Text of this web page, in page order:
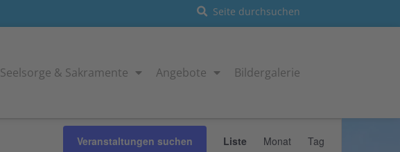
Seelsorge & Sakramente Angebote Bildergalerie
Veranstaltungen suchen
Ansichten-
Liste Monat Tag